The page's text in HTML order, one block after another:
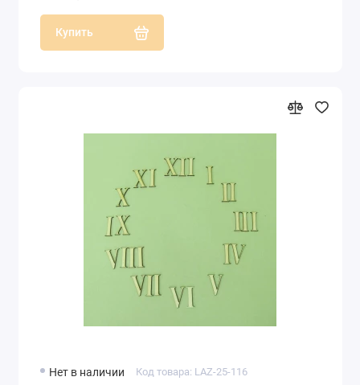
Купить
Нет в наличии Код товара: LAZ-25-116